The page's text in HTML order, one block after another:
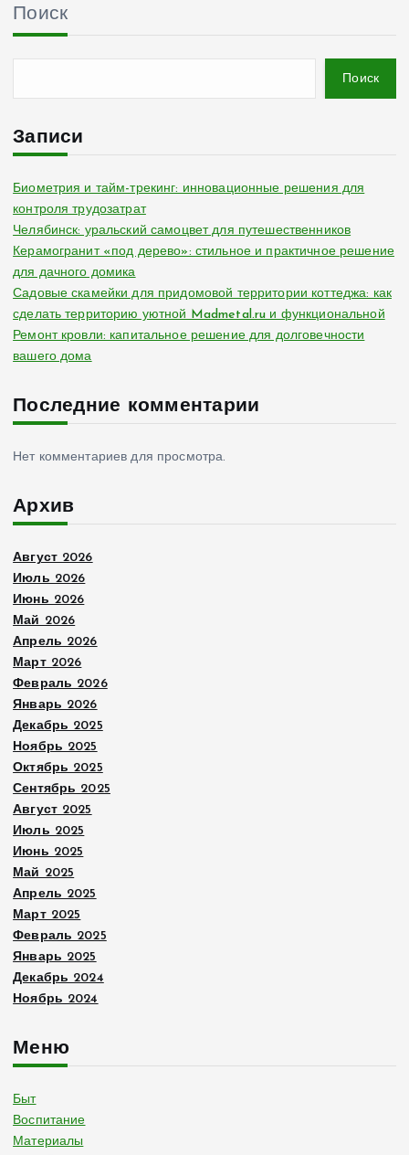
Поиск
Поиск
Записи
Биометрия и тайм-трекинг: инновационные решения для
контроля трудозатрат
Челябинск: уральский самоцвет для путешественников
Керамогранит «под дерево»: стильное и практичное решение
для дачного домика
Садовые скамейки для придомовой территории коттеджа: как
сделать территорию уютной Madmetal.ru и функциональной
Ремонт кровли: капитальное решение для долговечности
вашего дома
Последние комментарии
Нет комментариев для просмотра.
Архив
Август 2026
Июль 2026
Июнь 2026
Май 2026
Апрель 2026
Март 2026
Февраль 2026
Январь 2026
Декабрь 2025
Ноябрь 2025
Октябрь 2025
Сентябрь 2025
Август 2025
Июль 2025
Июнь 2025
Май 2025
Апрель 2025
Март 2025
Февраль 2025
Январь 2025
Декабрь 2024
Ноябрь 2024
Меню
Быт
Воспитание
Материалы